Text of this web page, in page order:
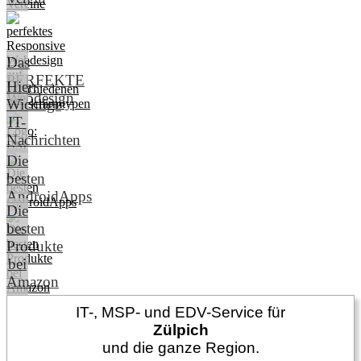
Das
PERFEKTE
Webdesign
Hier:
Wichtige
IT-
Nachrichten
Die
besten
AndroidApps
Die
besten
Produkte
bei
Amazon
IT-, MSP- und EDV-Service für
Zülpich
und die ganze Region.